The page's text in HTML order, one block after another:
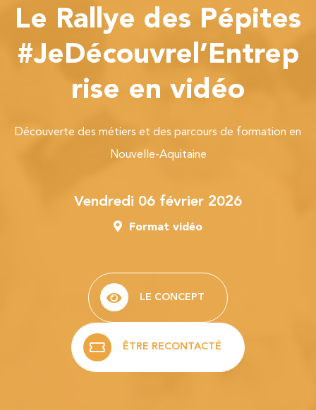
Le Rallye des Pépites
#JeDécouvrel’Entrep
rise en vidéo
Découverte des métiers et des parcours de formation en
Nouvelle-Aquitaine
vendredi 06 février 2026
Format vidéo
LE CONCEPT
ÊTRE RECONTACTÉ